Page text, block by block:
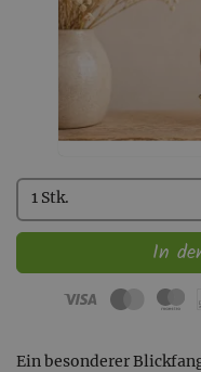
Kaufen
1 Stk.
In
Ein besonderer